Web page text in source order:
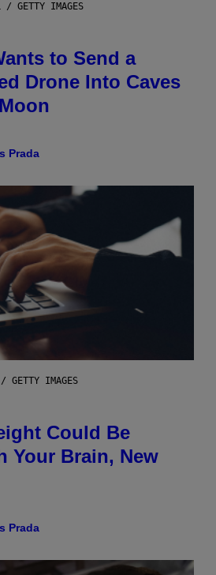
/ GETTY IMAGES
to Send a
Drone Into Caves
Prada
/ GETTY IMAGES
Could Be
Your Brain, New
Prada